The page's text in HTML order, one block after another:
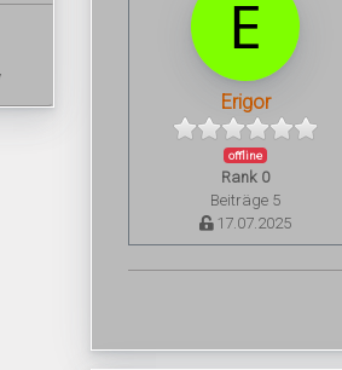
Erigor
offline
Rank 0
Beiträge 5
17.07.2025